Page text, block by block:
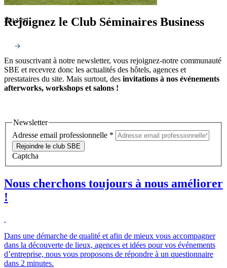
Au vert
Rejoignez le Club Séminaires Business
En souscrivant à notre newsletter, vous rejoignez-notre communauté
SBE et recevrez donc les actualités des hôtels, agences et
prestataires du site. Mais surtout, des invitations à nos événements
afterworks, workshops et salons !
Newsletter
Adresse email professionnelle *
Rejoindre le club SBE
Captcha
Nous cherchons toujours à nous améliorer
!
Dans une démarche de qualité et afin de mieux vous accompagner
dans la découverte de lieux, agences et idées pour vos événements
d’entreprise, nous vous proposons de répondre à un questionnaire
dans 2 minutes.